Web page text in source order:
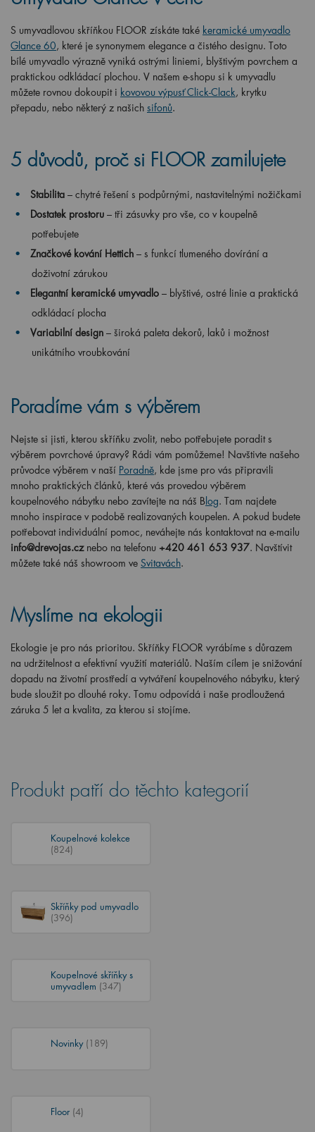
S umyvadlovou skříňkou FLOOR získáte také keramické umyvadlo
Glance 60, které je synonymem elegance a čistého designu. Toto
bílé umyvadlo výrazně vyniká ostrými liniemi, blyštivým povrchem a
praktickou odkládací plochou. V našem e-shopu si k umyvadlu
můžete rovnou dokoupit i kovovou výpusť Click-Clack, krytku
přepadu, nebo některý z našich sifonů.
5 důvodů, proč si FLOOR zamilujete
Stabilita – chytré řešení s podpůrnými, nastavitelnými nožičkami
Dostatek prostoru – tři zásuvky pro vše, co v koupelně
potřebujete
Značkové kování Hettich – s funkcí tlumeného dovírání a
doživotní zárukou
Elegantní keramické umyvadlo – blyštivé, ostré linie a praktická
odkládací plocha
Variabilní design – široká paleta dekorů, laků i možnost
unikátního vroubkování
Poradíme vám s výběrem
Nejste si jisti, kterou skříňku zvolit, nebo potřebujete poradit s
výběrem povrchové úpravy? Rádi vám pomůžeme! Navštivte našeho
průvodce výběrem v naší Poradně, kde jsme pro vás připravili
mnoho praktických článků, které vás provedou výběrem
koupelnového nábytku nebo zavítejte na náš Blog. Tam najdete
mnoho inspirace v podobě realizovaných koupelen. A pokud budete
potřebovat individuální pomoc, neváhejte nás kontaktovat na e-mailu
info@drevojas.cznebo na telefonu +420 461 653 937. Navštívit
můžete také náš showroom ve Svitavách.
Myslíme na ekologii
Ekologie je pro nás prioritou. Skříňky FLOOR vyrábíme s důrazem
na udržitelnost a efektivní využití materiálů. Naším cílem je snižování
dopadu na životní prostředí a vytváření koupelnového nábytku, který
bude sloužit po dlouhé roky. Tomu odpovídá i naše prodloužená
záruka 5 let a kvalita, za kterou si stojíme.
Produkt patří do těchto kategorií
Koupelnové kolekce
(824)
Skříňky pod umyvadlo
(396)
Koupelnové skříňky s
umyvadlem (347)
Novinky (189)
Floor (4)